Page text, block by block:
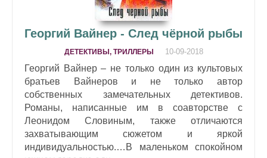
Георгий Вайнер - След чёрной рыбы
ДЕТЕКТИВЫ, ТРИЛЛЕРЫ 10-09-2018
Георгий Вайнер – не только один из культовых
братьев Вайнеров и не только автор
собственных замечательных детективов.
Романы, написанные им в соавторстве с
Леонидом Словиным, также отличаются
захватывающим сюжетом и яркой
индивидуальностью.…В маленьком спокойном